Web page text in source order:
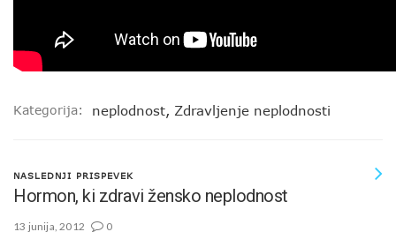
Kategorija: neplodnost, Zdravljenje neplodnosti
NASLEDNJI PRISPEVEK
Hormon, ki zdravi žensko neplodnost
13 junija, 2012 0